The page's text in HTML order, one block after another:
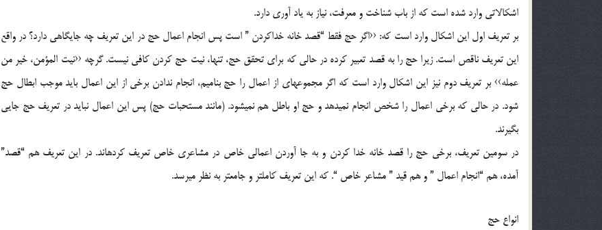
اشكالاتي وارد شده است كه از باب شناخت و معرفت، نياز به ياد آوري دارد.
بر تعريف اول اين اشكال وارد است كه: ‹‹اگر حج فقط “قصد خانه خداكردن ” است پس انجام اعمال حج در اين تعريف چه جايگاهي دارد؟ در واقع
اين تعريف ناقص است. زيرا حج را به قصد تعبير كرده در حالي كه براي تحقق حج، تنها، نيت حج كردن كافي نيست. گرچه ‹‹نيت المؤمن، خير من
عمله›› بر تعريف دوم نيز اين اشكال وارد است كه اگر مجموعهاي از اعمال را حج بناميم، انجام ندادن برخي از اين اعمال بايد موجب ابطال حج
شود. در حالي كه برخي اعمال را شخص انجام نميدهد و حج او باطل هم نميشود. (مانند مستحبات حج) پس اين اعمال نبايد در تعريف حج جايي
بگيرند.
در سومين تعريف، برخي حج را قصد خانه خدا كردن و به جا آوردن اعمالي خاص در مشاعري خاص تعريف كردهاند. در اين تعريف هم “قصد”
آمده، هم “انجام اعمال ” و هم قيد ” مشاعر خاص “. كه اين تعريف كاملتر و جامعتر به نظر ميرسد.
انواع حج